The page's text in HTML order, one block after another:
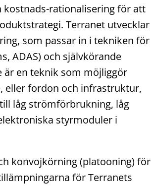
rationalisering för att
Terranet utvecklar
som passar in i tekniken för
ADAS) och självkörande
är en teknik som möjliggör
eller fordon och infrastruktur,
låg strömförbrukning, låg
styrmoduler i
konvojkörning (platooning) för
för Terranets